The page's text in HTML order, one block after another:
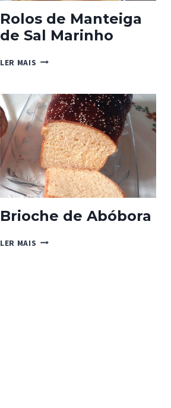
Rolos de Manteiga
de Sal Marinho
LER MAIS ROLOS
DE
SAL
MARINHO
Brioche de Abóbora
LER MAIS BRIOCHE